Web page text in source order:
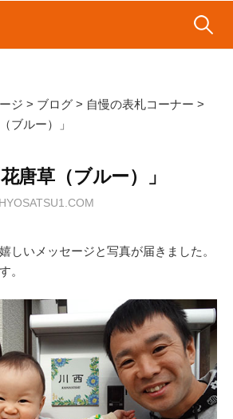
検
ジ > ブログ > 自慢の表札コーナー >
ブルー）」
唐草（ブルー）」
HYOSATSU1.COM
しいメッセージと写真が届きました。
。